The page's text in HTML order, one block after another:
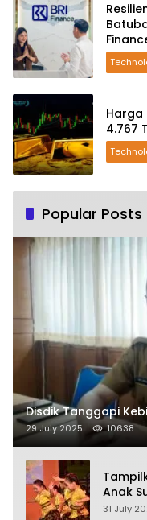
Harga
4.767
Popular Posts
Disdik Tanggapi
29 July 2025 10638
Anak
31 July